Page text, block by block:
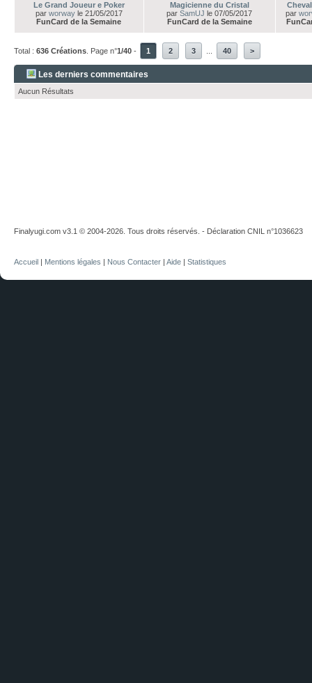
Le Grand Joueur e Poker
par worway le 21/05/2017
FunCard de la Semaine
Magicienne du Cristal
parSamUJ le 07/05/2017
FunCard de la Semaine
par
Total : 636 Créations . Page n°1/40 - 1 2 3 40 >
Les derniers commentaires
Aucun Résultats
Finalyugi.com v3.1 © 2004-2026. Tous droits réservés. - Déclaration CNIL n°1036623
Accueil | Mentions légales | Nous Contacter | Aide | Statistiques